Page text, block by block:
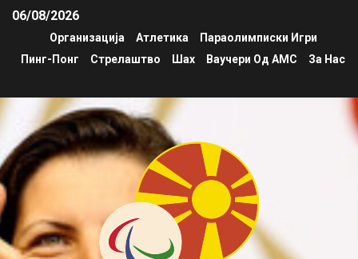
06/08/2026
Организација Атлетика
Параолимписки Игри
Пинг-Понг
Стрелаштво Шах Ваучери Од АМС За Нас